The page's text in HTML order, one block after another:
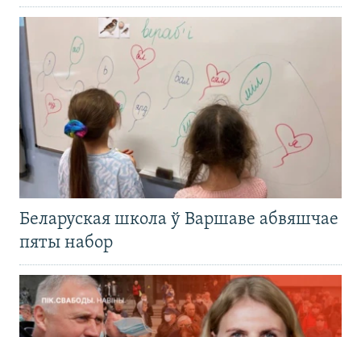
Беларуская школа ў Варшаве абвяшчае
пяты набор